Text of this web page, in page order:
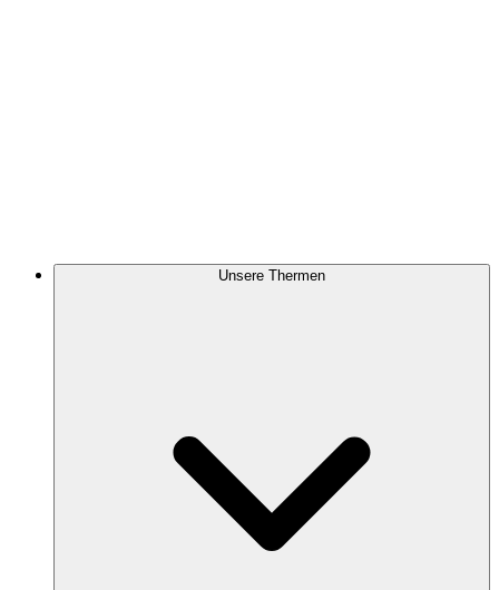
Unsere Thermen